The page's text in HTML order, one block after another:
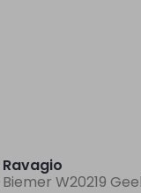
Ravagio
Biemer W20219 Geel